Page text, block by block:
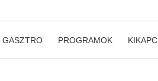
GASZTRO PROGRAMOK